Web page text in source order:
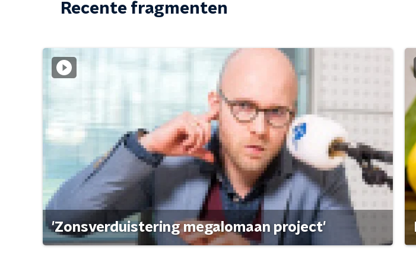
Recente fragmenten
'Zonsverduistering megalomaan project'